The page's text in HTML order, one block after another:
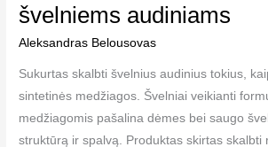
švelniems audiniams
Aleksandras Belousovas
Sukurtas skalbti švelnius audinius tokius,
sintetinės medžiagos. Švelniai veikianti
medžiagomis pašalina dėmes bei saugo
struktūrą ir spalvą. Produktas skirtas skalbti